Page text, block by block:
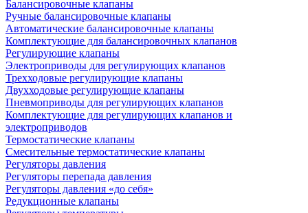
Балансировочные клапаны
Ручные балансировочные клапаны
Автоматические балансировочные клапаны
Комплектующие для балансировочных клапанов
Регулирующие клапаны
Электроприводы для регулирующих клапанов
Трехходовые регулирующие клапаны
Двухходовые регулирующие клапаны
Пневмоприводы для регулирующих клапанов
Комплектующие для регулирующих клапанов и
электроприводов
Термостатические клапаны
Смесительные термостатические клапаны
Регуляторы давления
Регуляторы перепада давления
Регуляторы давления «до себя»
Редукционные клапаны